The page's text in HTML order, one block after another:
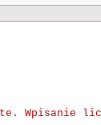
Wpisanie